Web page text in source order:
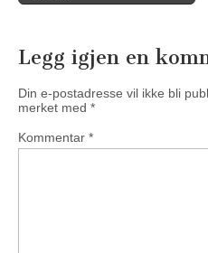
Legg igjen en
Din e-postadresse vil ikke bli
merket med *
Kommentar *